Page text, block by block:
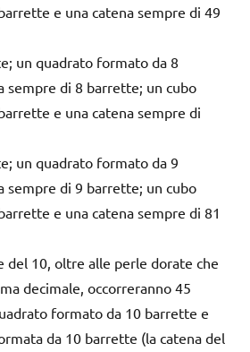
e una catena sempre di 49
un quadrato formato da 8
sempre di 8 barrette; un cubo
e una catena sempre di
un quadrato formato da 9
sempre di 9 barrette; un cubo
e una catena sempre di 81
del 10, oltre alle perle dorate che
decimale, occorreranno 45
formato da 10 barrette e
da 10 barrette (la catena del